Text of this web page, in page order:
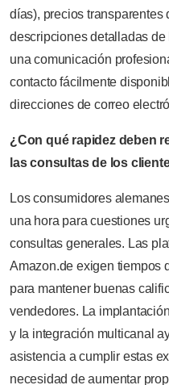
días), precios transparentes
descripciones detalladas
una comunicación
contacto fácilmente
direcciones de correo
¿Con qué rapidez deben
las consultas de los
Los consumidores
una hora para cuestiones
consultas generales. Las
Amazon.de exigen tiempos
para mantener buenas
vendedores. La
y la integración multicanal
asistencia a cumplir estas
necesidad de aumentar